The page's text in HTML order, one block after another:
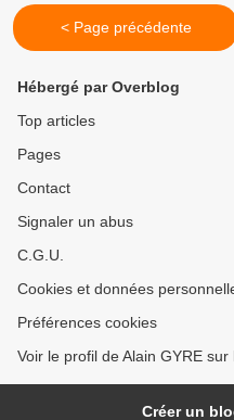
< Page précédente
Hébergé par Overblog
Top articles
Pages
Contact
Signaler un abus
C.G.U.
Cookies et données
Préférences cookies
Voir le profil de Alain GYRE
Créer un